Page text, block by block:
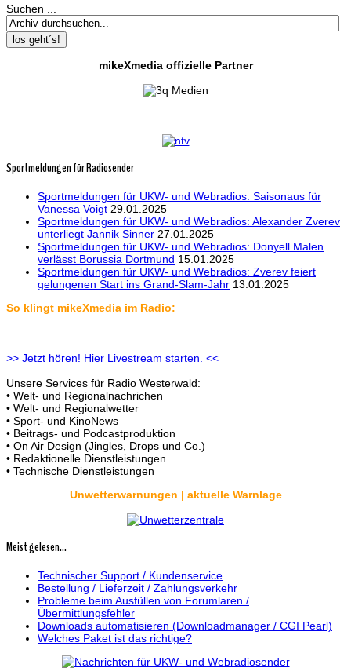
Suchen ...
los geht´s!
mikeXmedia offizielle Partner
Sportmeldungen für Radiosender
Sportmeldungen für UKW- und Webradios: Saisonaus für
Vanessa Voigt 29.01.2025
Sportmeldungen für UKW- und Webradios: Alexander Zverev
unterliegt Jannik Sinner 27.01.2025
Sportmeldungen für UKW- und Webradios: Donyell Malen
verlässt Borussia Dortmund 15.01.2025
Sportmeldungen für UKW- und Webradios: Zverev feiert
gelungenen Start ins Grand-Slam-Jahr 13.01.2025
So klingt mikeXmedia im Radio:
>> Jetzt hören! Hier Livestream starten. <<
Unsere Services für Radio Westerwald:
• Welt- und Regionalnachrichen
• Welt- und Regionalwetter
• Sport- und KinoNews
• Beitrags- und Podcastproduktion
• On Air Design (Jingles, Drops und Co.)
• Redaktionelle Dienstleistungen
• Technische Dienstleistungen
Unwetterwarnungen | aktuelle Warnlage
Meist gelesen...
Technischer Support / Kundenservice
Bestellung / Lieferzeit / Zahlungsverkehr
Probleme beim Ausfüllen von Forumlaren /
Übermittlungsfehler
Downloads automatisieren (Downloadmanager / CGI Pearl)
Welches Paket ist das richtige?